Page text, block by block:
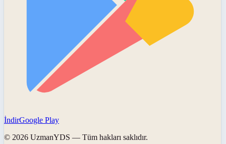
İndirGoogle Play
© 2026 UzmanYDS — Tüm hakları saklıdır.